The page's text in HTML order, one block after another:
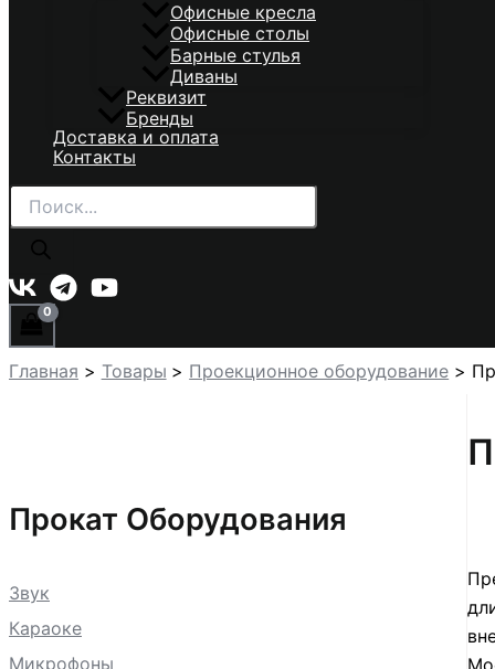
Офисные кресла
Офисные столы
Барные стулья
Диваны
Реквизит
Бренды
Доставка и оплата
Контакты
Поиск
товаров
Главная Товары Проекционное оборудование
Прокат Оборудования
Звук
Караоке
Микрофоны